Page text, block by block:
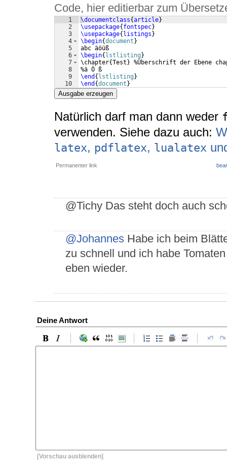
Code, hier editierbar zum
1
2
3
4
5
6
7
8
9
10
\documentclass{article}
\usepackage{ fontspec}
\usepackage{ listings }
\begin{document }
abc äöüß
\begin{ lstlisting }
\chapter{Test} %Überschrift der Ebene
%ä Ö ß
\end { lstlisting }
\end {document }
Ausgabe erzeugen
Natürlich darf man dann weder
verwenden. Siehe dazu auch:
latex, pdflatex, lualatex
Permanenter link
@Tichy Das steht doch auch
@Johannes Habe ich beim
zu schnell und ich habe
eben wieder.
Deine Antwort
[Vorschau ausblenden]